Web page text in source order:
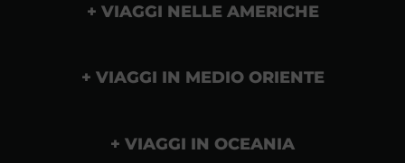
VIAGGI NELLE AMERICHE
VIAGGI IN MEDIO ORIENTE
VIAGGI IN OCEANIA